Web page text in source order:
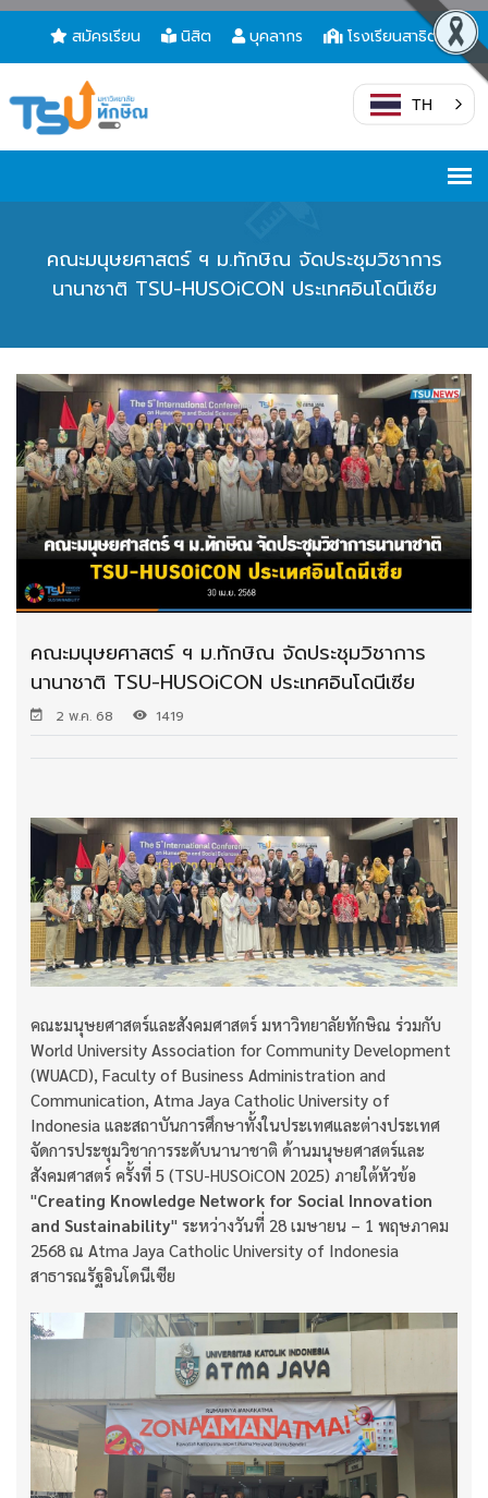
สมัครเรียน นิสิต บุคลากร โรงเรียนสาธิต
TH
คณะมนุษยศาสตร์ ฯ ม.ทักษิณ จัดประชุมวิชาการ
นานาชาติ TSU-HUSOiCON ประเทศอินโดนีเซีย
คณะมนุษยศาสตร์ ฯ ม.ทักษิณ จัดประชุมวิชาการ
นานาชาติ TSU-HUSOiCON ประเทศอินโดนีเซีย
2 พ.ค. 68 1419
คณะมนุษยศาสตร์และสังคมศาสตร์ มหาวิทยาลัยทักษิณ ร่วมกับ
World University Association for Community Development
(WUACD), Faculty of Business Administration and
Communication, Atma Jaya Catholic University of
Indonesia และสถาบันการศึกษาทั้งในประเทศและต่างประเทศ
จัดการประชุมวิชาการระดับนานาชาติ ด้านมนุษยศาสตร์และ
สังคมศาสตร์ ครั้งที่ 5 (TSU-HUSOiCON 2025) ภายใต้หัวข้อ
"Creating Knowledge Network for Social Innovation
and Sustainability" ระหว่างวันที่ 28 เมษายน – 1 พฤษภาคม
2568 ณ Atma Jaya Catholic University of Indonesia
สาธารณรัฐอินโดนีเซีย